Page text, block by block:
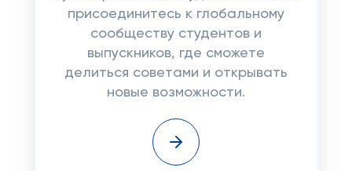
присоединитесь к глобальному
сообществу студентов и
выпускников, где сможете
делиться советами и открывать
новые возможности.